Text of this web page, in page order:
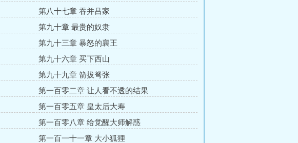
第八十七章 吞并吕家
第九十章 最贵的奴隶
第九十三章 暴怒的襄王
第九十六章 买下西山
第九十九章 箭拔弩张
第一百零二章 让人看不透的结果
第一百零五章 皇太后大寿
第一百零八章 给觉醒大师解惑
第一百一十一章 大小狐狸